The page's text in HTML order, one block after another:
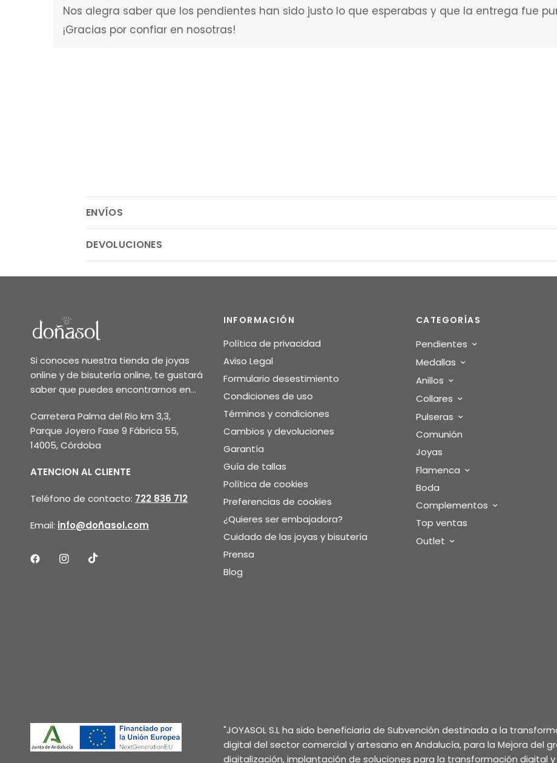
Nos alegra saber que los pendientes han sido justo lo que esperabas y que la entrega fue
¡Gracias por confiar en nosotras!
ENVÍOS
DEVOLUCIONES
Si conoces nuestra tienda de joyas
online y de bisutería online, te gustará
saber que puedes encontrarnos en...
Carretera Palma del Rio km 3,3,
Parque Joyero Fase 9 Fábrica 55,
14005, Córdoba
ATENCION AL CLIENTE
Teléfono de contacto: 722 836 712
Email: info@doñasol.com
INFORMACIÓN
Política de privacidad
Aviso Legal
Formulario desestimiento
Condiciones de uso
Términos y condiciones
Cambios y devoluciones
Garantía
Guía de tallas
Política de cookies
Preferencias de cookies
¿Quieres ser embajadora?
Cuidado de las joyas y bisutería
Prensa
Blog
CATEGORÍAS
Pendientes
Medallas
Anillos
Collares
Pulseras
Comunión
Joyas
Flamenca
Boda
Complementos
Top ventas
Outlet
"JOYASOL S.L ha sido beneficiaria de Subvención destinada a la
digital del sector comercial y artesano en Andalucía, para la Mejora del
digitalización, implantación de soluciones para la transformación digital y